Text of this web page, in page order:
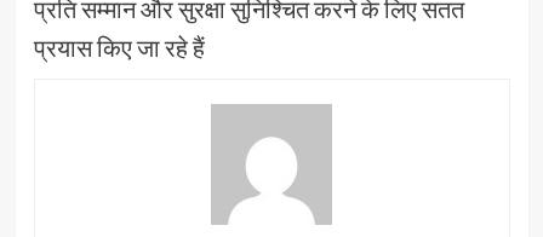
प्रति सम्मान और सुरक्षा सुनिश्चित करने के लिए सतत
प्रयास किए जा रहे हैं